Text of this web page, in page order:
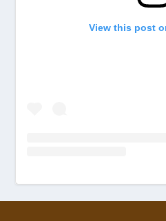
View this post